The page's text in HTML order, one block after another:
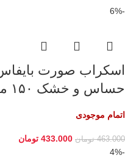
-6%
اسکراب صورت
حساس و خشک ۱۵۰ میل اصلی
اتمام موجودی
463.000 تومان 433.000 تومان
-4%